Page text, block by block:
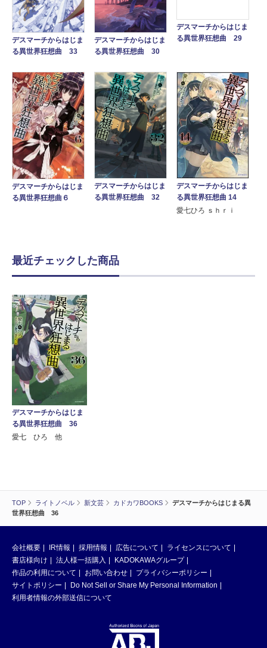
TOP ライトノベル 新文芸 カドカワBOOKS
デスマーチからはじまる異
世界狂想曲 36
デスマーチからはじま
る異世界狂想曲 33
デスマーチからはじま
る異世界狂想曲 30
デスマーチからはじま
る異世界狂想曲 29
デスマーチからはじま
る異世界狂想曲６
デスマーチからはじま
る異世界狂想曲 32
デスマーチからはじま
る異世界狂想曲 14
愛七ひろ ｓｈｒｉ
最近チェックした商品
デスマーチからはじま
る異世界狂想曲 36
愛七 ひろ 他
会社概要 IR情報 採用情報 広告について
ライセンスについて
書店様向け
法人様一括購入
KADOKAWAグループ
作品の利用について
お問い合わせ
プライバシーポリシー
サイトポリシー
Do Not Sell or Share My Personal Information
利用者情報の外部送信について